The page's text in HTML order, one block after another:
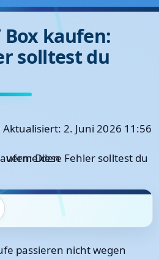
kaufen:
solltest du
Aktualisiert: 2. Juni 2026 11:56
passieren nicht wegen